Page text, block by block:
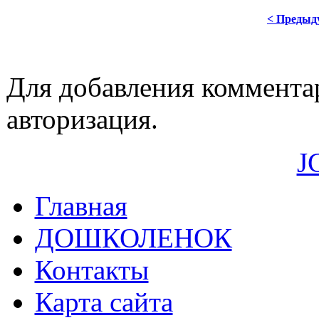
<
Для добавления
авторизация.
Главная
ДОШКОЛЕНОК
Контакты
Карта сайта